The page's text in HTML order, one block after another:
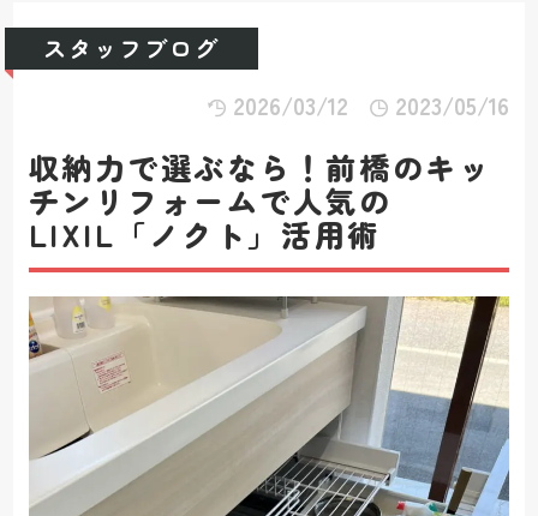
スタッフブログ
2026/03/12
2023/05/16
収納力で選ぶなら！前橋のキッ
チンリフォームで人気の
LIXIL「ノクト」活用術